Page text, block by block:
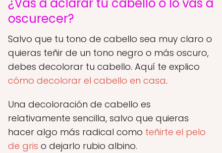
¿Vas a aclarar tu cabello o lo vas a
oscurecer?
Salvo que tu tono de cabello sea muy claro o
quieras teñir de un tono negro o más oscuro,
debes decolorar tu cabello. Aquí te explico
cómo decolorar el cabello en casa.
Una decoloración de cabello es
relativamente sencilla, salvo que quieras
hacer algo más radical como teñirte el pelo
de gris o dejarlo rubio albino.